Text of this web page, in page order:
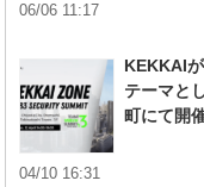
06/06 11:17
KEKKAI
テーマと
町にて開
04/10 16:31